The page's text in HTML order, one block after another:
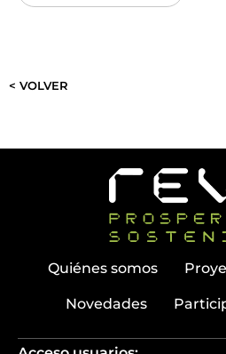
< VOLVER
Quiénes somos
Novedades